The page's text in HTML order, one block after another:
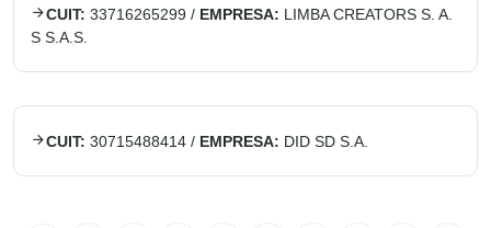
CUIT: 33716265299 / EMPRESA: LIMBA CREATORS S. A.
S S.A.S.
CUIT: 30715488414 / EMPRESA: DID SD S.A.